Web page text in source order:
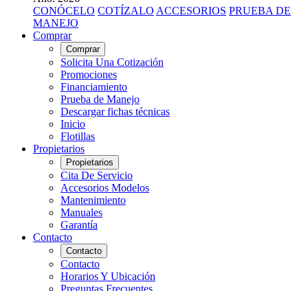
CONÓCELO COTÍZALO ACCESORIOS PRUEBA DE
MANEJO
Comprar
Comprar
Solicita Una Cotización
Promociones
Financiamiento
Prueba de Manejo
Descargar fichas técnicas
Inicio
Flotillas
Propietarios
Propietarios
Cita De Servicio
Accesorios Modelos
Mantenimiento
Manuales
Garantía
Contacto
Contacto
Contacto
Horarios Y Ubicación